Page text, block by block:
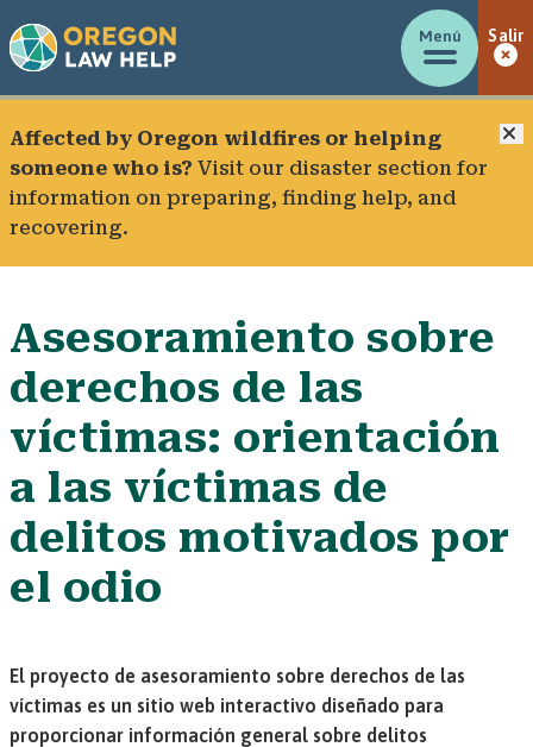
Menú Salir
Affected by Oregon wildfires or helping
someone who is? Visit our disaster section for
information on preparing, finding help, and
recovering.
Asesoramiento sobre
derechos de las
víctimas: orientación
a las víctimas de
delitos motivados por
el odio
El proyecto de asesoramiento sobre derechos de las
víctimas es un sitio web interactivo diseñado para
proporcionar información general sobre delitos